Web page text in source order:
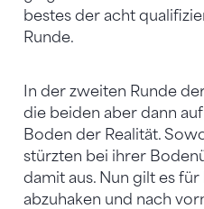
bestes der acht
Runde.
In der zweiten Runde
die beiden aber dann
Boden der Realität.
stürzten bei ihrer
damit aus. Nun gilt es
abzuhaken und nach